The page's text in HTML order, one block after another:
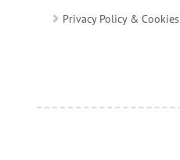
Privacy Policy & Cookies